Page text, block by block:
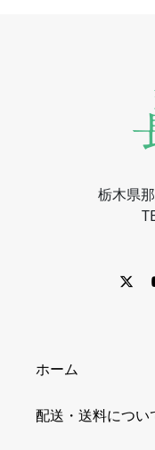
栃木県
ホーム
配送・送料につい